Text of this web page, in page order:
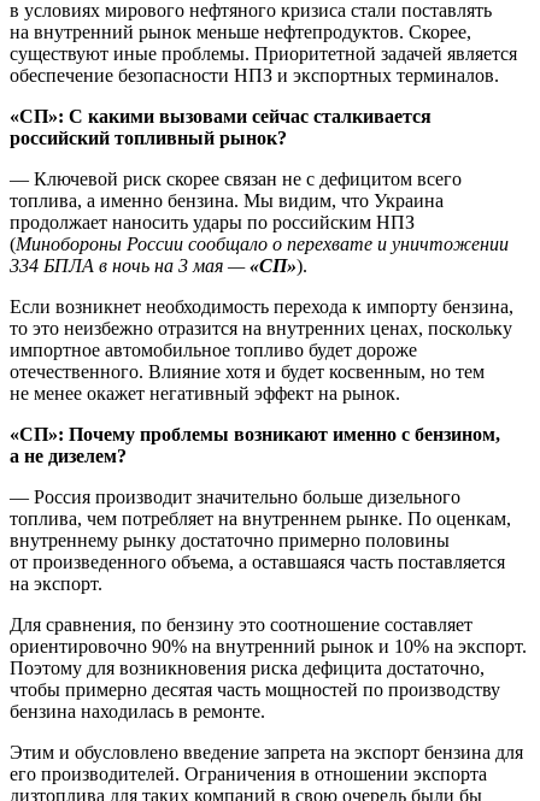
в условиях мирового нефтяного кризиса стали поставлять
на внутренний рынок меньше нефтепродуктов. Скорее,
существуют иные проблемы. Приоритетной задачей является
обеспечение безопасности НПЗ и экспортных терминалов.
«СП»: С какими вызовами сейчас сталкивается
российский топливный рынок?
— Ключевой риск скорее связан не с дефицитом всего
топлива, а именно бензина. Мы видим, что Украина
продолжает наносить удары по российским НПЗ
(Минобороны России сообщало о перехвате и уничтожении
334 БПЛА в ночь на 3 мая —«СП»).
Если возникнет необходимость перехода к импорту бензина,
то это неизбежно отразится на внутренних ценах, поскольку
импортное автомобильное топливо будет дороже
отечественного. Влияние хотя и будет косвенным, но тем
не менее окажет негативный эффект на рынок.
«СП»: Почему проблемы возникают именно с бензином,
а не дизелем?
— Россия производит значительно больше дизельного
топлива, чем потребляет на внутреннем рынке. По оценкам,
внутреннему рынку достаточно примерно половины
от произведенного объема, а оставшаяся часть поставляется
на экспорт.
Для сравнения, по бензину это соотношение составляет
ориентировочно 90% на внутренний рынок и 10% на экспорт.
Поэтому для возникновения риска дефицита достаточно,
чтобы примерно десятая часть мощностей по производству
бензина находилась в ремонте.
Этим и обусловлено введение запрета на экспорт бензина для
его производителей. Ограничения в отношении экспорта
дизтоплива для таких компаний в свою очередь были бы